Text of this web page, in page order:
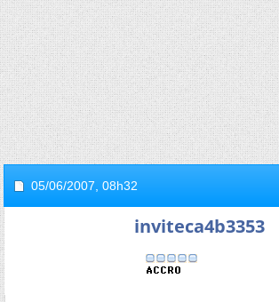
05/06/2007, 08h32
inviteca4b3353